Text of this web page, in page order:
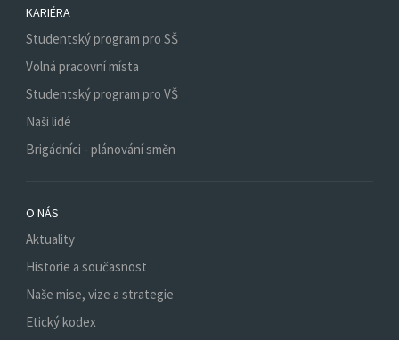
KARIÉRA
Studentský program pro SŠ
Volná pracovní místa
Studentský program pro VŠ
Naši lidé
Brigádníci - plánování směn
O NÁS
Aktuality
Historie a současnost
Naše mise, vize a strategie
Etický kodex